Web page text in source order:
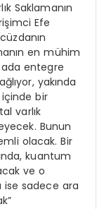
Saklamanın
Efe
en mühim
entegre
yakında
içinde bir
varlık
Bunun
olacak. Bir
kuantum
ve o
ise sadece ara